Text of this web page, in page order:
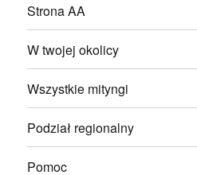
Strona AA
W twojej okolicy
Wszystkie mityngi
Podział regionalny
Pomoc